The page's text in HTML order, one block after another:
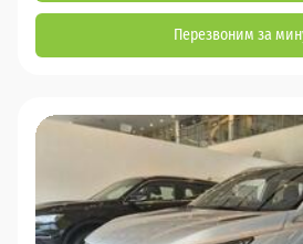
Перезвоним за